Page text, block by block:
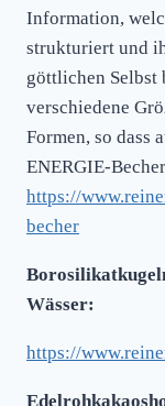
Information,
strukturiert und
göttlichen Selbst
verschiedene
Formen, so dass
ENERGIE-
https://
becher
Wässer:
https://